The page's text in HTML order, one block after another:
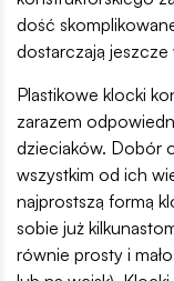
dość
dostarczają jeszcze
Plastikowe klocki
zarazem
dzieciaków. Dobór
wszystkim od ich
najprostszą formą
sobie już
równie prosty i